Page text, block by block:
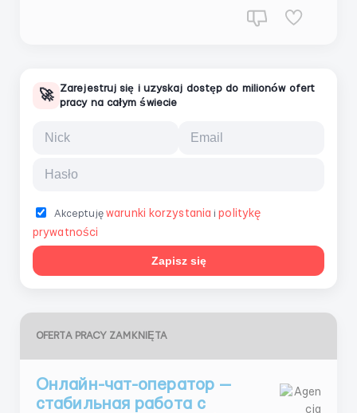
🚀
Zarejestruj się i uzyskaj dostęp do milionów ofert
pracy na całym świecie
Akceptujęwarunki korzystania ipolitykę
prywatności
Zapisz się
OFERTA PRACY ZAMKNIĘTA
Онлайн-чат-оператор —
стабильная работа с